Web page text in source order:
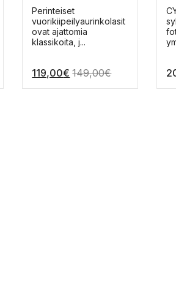
Tällä
tuotteella
on
useampi
tehdä
Perinteiset
vuorikiipeilyaurinkolasit
ovat ajattomia
klassikoita, j...
119,00€ 149,00€
on